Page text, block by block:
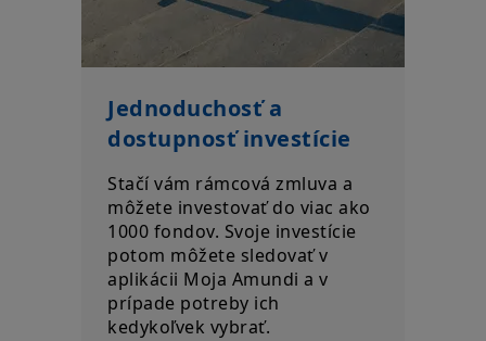
Jednoduchosť a
dostupnosť investície
Stačí vám rámcová zmluva a
môžete investovať do viac ako
1000 fondov. Svoje investície
potom môžete sledovať v
aplikácii Moja Amundi a v
prípade potreby ich
kedykoľvek vybrať.